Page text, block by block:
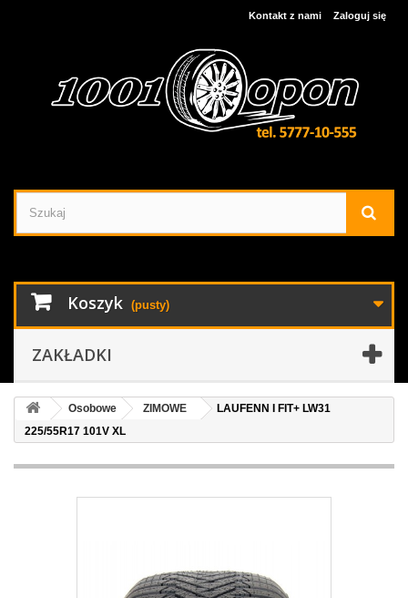
Zaloguj się
Kontakt z nami
Koszyk (pusty)
ZAKŁADKI
Osobowe ZIMOWE
LAUFENN I FIT+ LW31
225/55R17 101V XL